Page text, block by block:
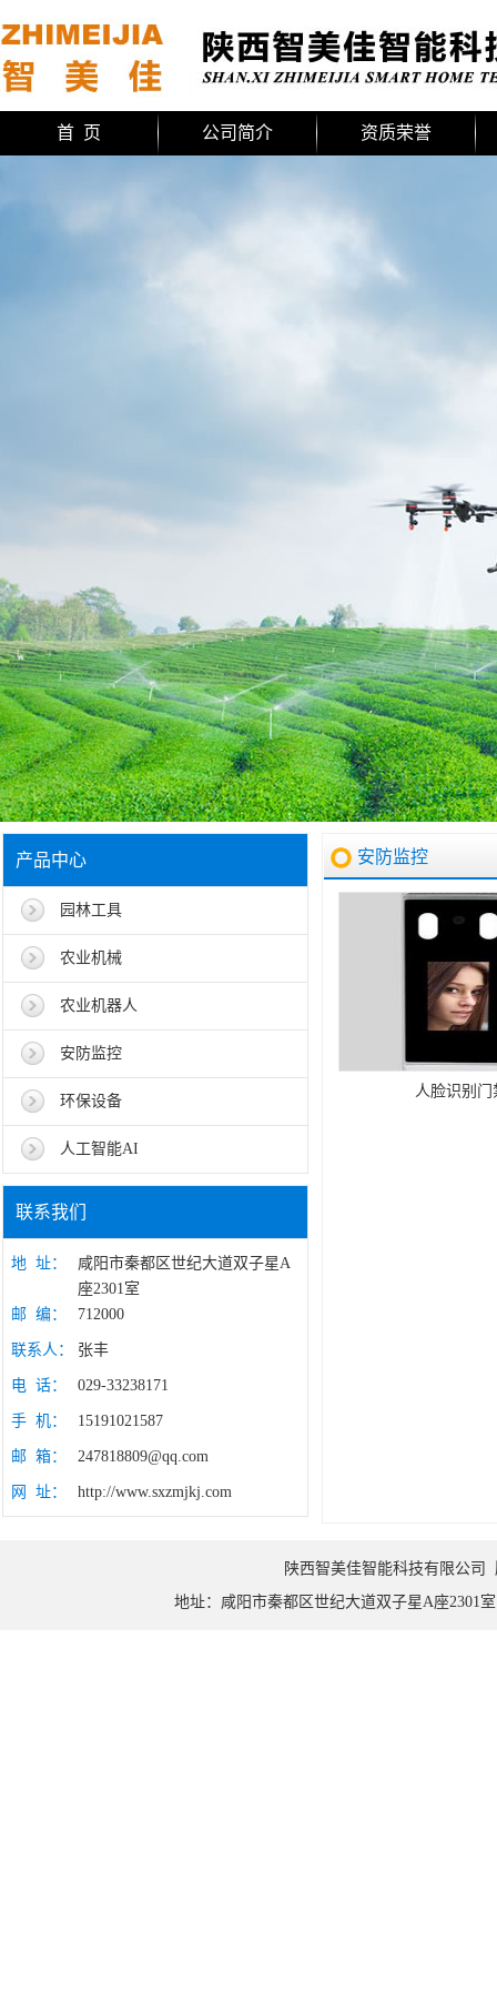
首 页 公司简介 资质荣誉
产品中心
园林工具
农业机械
农业机器人
安防监控
环保设备
人工智能AI
联系我们
地 址：
咸阳市秦都区世纪大道双子星A
座2301室
邮 编：
712000
联系人： 张丰
电 话： 029-33238171
手 机： 15191021587
邮 箱： 247818809@qq.com
网 址： http://www.sxzmjkj.com
安防监控
人脸识别门
陕西智美佳智能科技有限公
地址：咸阳市秦都区世纪大道双子星A座